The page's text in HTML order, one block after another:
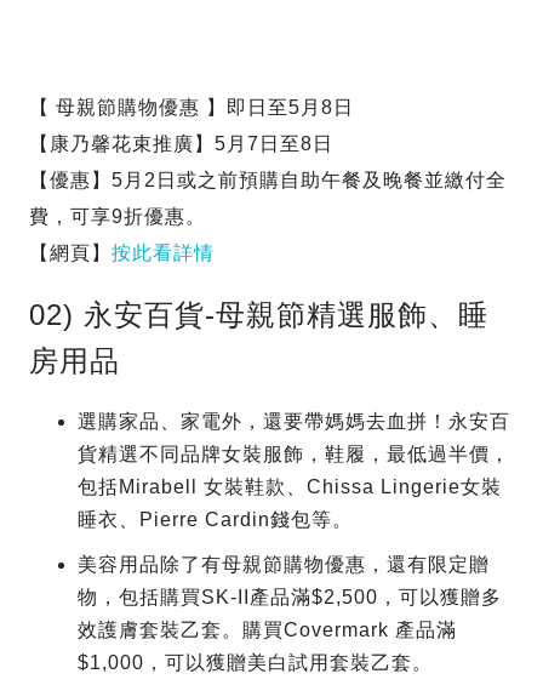
【 母親節購物優惠 】即日至5月8日
【康乃馨花束推廣】5月7日至8日
【優惠】5月2日或之前預購自助午餐及晚餐並繳付全
費，可享9折優惠。
【網頁】 按此看詳情
02) 永安百貨-母親節精選服飾、睡
房用品
選購家品、家電外，還要帶媽媽去血拼！永安百
貨精選不同品牌女裝服飾，鞋履，最低過半價，
包括Mirabell 女裝鞋款、Chissa Lingerie女裝
睡衣、Pierre Cardin錢包等。
美容用品除了有母親節購物優惠，還有限定贈
物，包括購買SK-II產品滿$2,500，可以獲贈多
效護膚套裝乙套。購買Covermark 產品滿
$1,000，可以獲贈美白試用套裝乙套。